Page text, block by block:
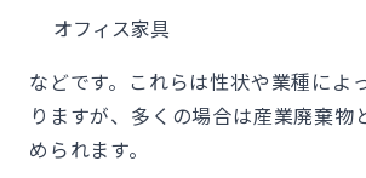
オフィス家具
などです。これらは性状や業種によ
りますが、多くの場合は産業廃棄物
められます。